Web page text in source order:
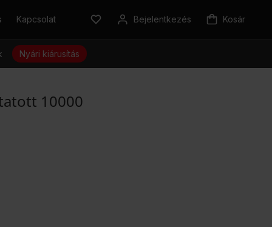
Kapcsolat Bejelentkezés Kosár
Nyári kiárusítás
10000